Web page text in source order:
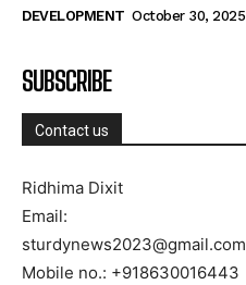
DEVELOPMENT October 30, 2025
SUBSCRIBE
Contact us
Ridhima Dixit
Email:
sturdynews2023@gmail.com
Mobile no.: +918630016443